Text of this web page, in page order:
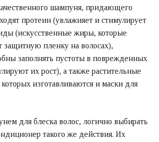
шампуня, придающего
протеин (увлажняет и стимулирует
(искусственные жиры, которые
защитную пленку на волосах),
заполнять пустоты в поврежденных
их рост), а также растительные
изготавливаются и маски для
для блеска волос, логично выбирать
такого же действия. Их